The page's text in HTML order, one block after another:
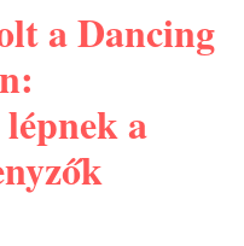
a Dancing
a